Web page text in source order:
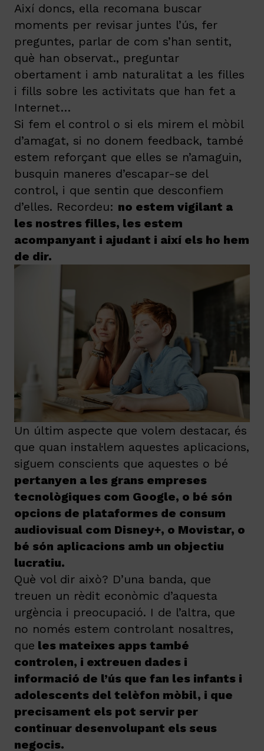
Així doncs, ella recomana buscar
moments per revisar juntes l’ús, fer
preguntes, parlar de com s’han sentit,
què han observat., preguntar
obertament i amb naturalitat a les filles
i fills sobre les activitats que han fet a
Internet…
Si fem el control o si els mirem el mòbil
d’amagat, si no donem feedback, també
estem reforçant que elles se n’amaguin,
busquin maneres d’escapar-se del
control, i que sentin que desconfiem
d’elles. Recordeu: no estem vigilant a
les nostres filles, les estem
acompanyant i ajudant i així els ho hem
de dir.
Un últim aspecte que volem destacar, és
que quan instal·lem aquestes aplicacions,
siguem conscients que aquestes o bé
pertanyen a les grans empreses
tecnològiques com Google, o bé són
opcions de plataformes de consum
audiovisual com Disney+, o Movistar, o
bé són aplicacions amb un objectiu
lucratiu.
Què vol dir això? D’una banda, que
treuen un rèdit econòmic d’aquesta
urgència i preocupació. I de l’altra, que
no només estem controlant nosaltres,
que les mateixes apps també
controlen, i extreuen dades i
informació de l’ús que fan les infants i
adolescents del telèfon mòbil, i que
precisament els pot servir per
continuar desenvolupant els seus
negocis.